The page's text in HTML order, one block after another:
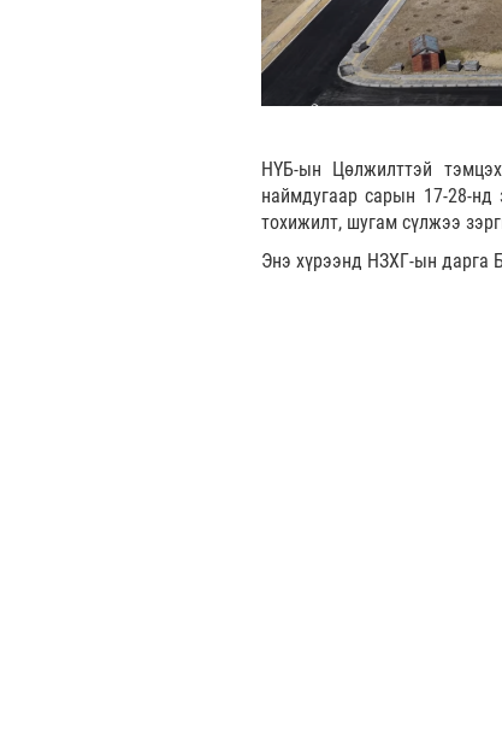
НҮБ-ын Цөлжилттэй
наймдугаар сарын 17-28-нд
тохижилт, шугам сүлжээ
Энэ хүрээнд НЗХГ-ын дарга